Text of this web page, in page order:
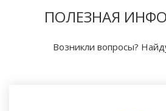
ПОЛЕЗНАЯ
Возникли вопросы?